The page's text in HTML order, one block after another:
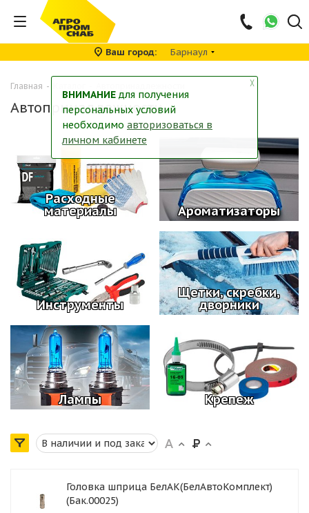
Ваш город Барнаул
Главная -
Автопринадлежности
Расходные
материалы Ароматизаторы
Инструменты
Щетки, скребки,
дворники
Лампы Крепеж
Головка шприца БелАК(БелАвтоКомплект)
(Бак.00025)
╳
ВНИМАНИЕ для получения
персональных условий
необходимо авторизоваться в
личном кабинете